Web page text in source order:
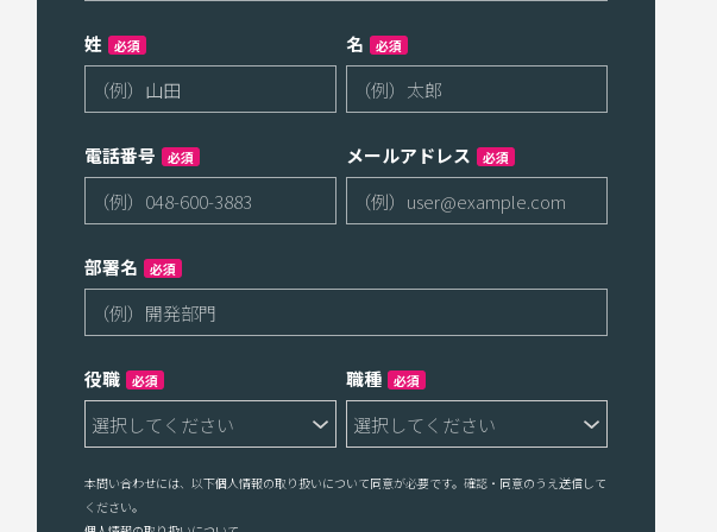
姓 必須 名 必須
電話番号 必須 メールアドレス 必須
部署名 必須
役職 必須 職種 必須
本問い合わせには、以下個人情報の取り扱いについて同意が必要です。確認・同意のうえ送信して
ください。